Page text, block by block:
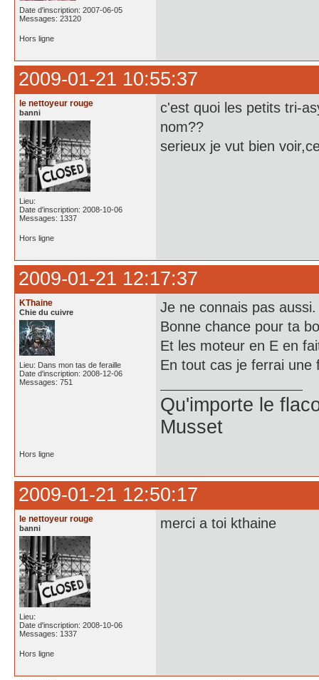
Date d'inscription: 2007-06-05
Messages: 23120
Hors ligne
2009-01-21 10:55:37
le nettoyeur rouge
banni
Lieu:
Date d'inscription: 2008-10-06
Messages: 1337
c'est quoi les petits tri-
nom??
serieux je vut bien
Hors ligne
2009-01-21 12:17:37
KThaine
Chie du cuivre
Lieu: Dans mon tas de feraille
Date d'inscription: 2008-12-06
Messages: 751
Je ne connais pas aussi.
Bonne chance pour ta
Et les moteur en E en
En tout cas je ferrai
Qu'importe le
Musset
Hors ligne
2009-01-21 12:50:17
le nettoyeur rouge
banni
Lieu:
Date d'inscription: 2008-10-06
Messages: 1337
merci a toi kthaine
Hors ligne